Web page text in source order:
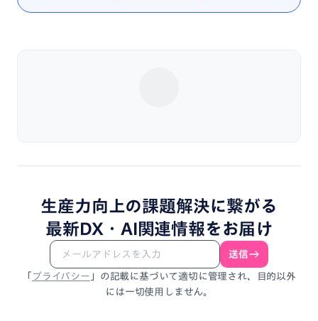
生産力向上の課題解決に繋がる
最新DX・ AI関連情報を お届け
送信
「 プライバシー 」 の記載 に 基づいて適切に 管理され、
目的以外
には一切使用しません。